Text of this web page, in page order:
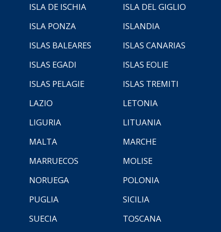
ISLA DE ISCHIA
ISLA DEL GIGLIO
ISLA PONZA
ISLANDIA
ISLAS BALEARES
ISLAS CANARIAS
ISLAS EGADI
ISLAS EOLIE
ISLAS PELAGIE
ISLAS TREMITI
LAZIO
LETONIA
LIGURIA
LITUANIA
MALTA
MARCHE
MARRUECOS
MOLISE
NORUEGA
POLONIA
PUGLIA
SICILIA
SUECIA
TOSCANA